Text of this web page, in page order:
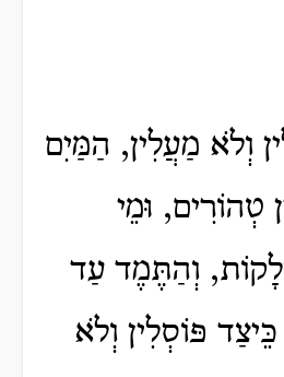
וְלֹא מַעֲלִין, הַמַּיִם
טְהוֹרִים, וּמֵי
וְהַתֶּמֶד עַד
פּוֹסְלִין וְלֹא